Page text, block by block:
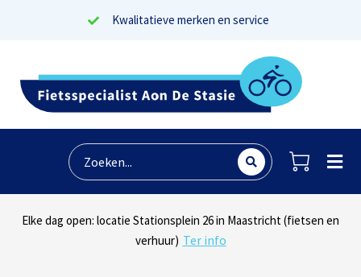
Kwalitatieve merken en service
Dinsdag t/m zaterdag geopen: locaties Sphinxlunet 1 in Maastricht
(e-bikes) en Maaseikersteenweg 183 in Lanaken (fietsen en e-
Elke dag open: locatie Stationsplein 26 in Maastricht (fietsen en
verhuur) Ter info
Onze missie? Tevreden klanten! Lees reviews